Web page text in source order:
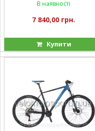
В наявності
7 840,00 грн.
Купити